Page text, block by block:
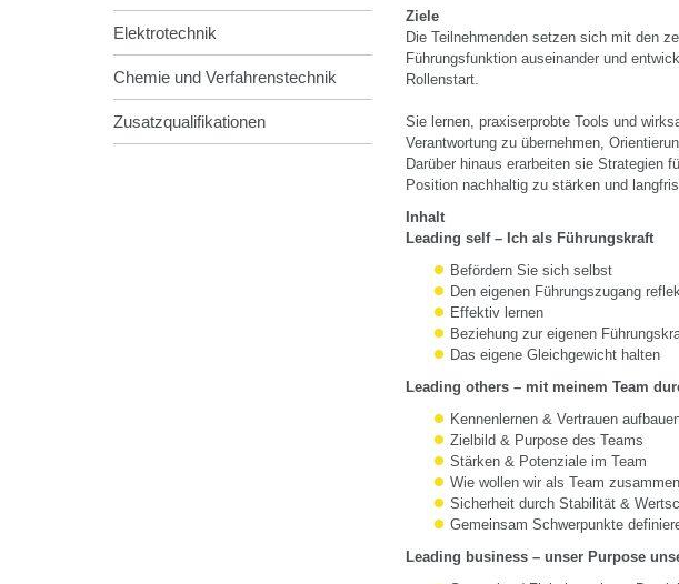
Elektrotechnik
Chemie und Verfahrenstechnik
Zusatzqualifikationen
Ziele
Die Teilnehmenden setzen sich mit den
Führungsfunktion auseinander und
Rollenstart.
Sie lernen, praxiserprobte Tools und
Verantwortung zu übernehmen,
Darüber hinaus erarbeiten sie Strategien
Position nachhaltig zu stärken und
Inhalt
Leadingself– Ich als Führungskraft
Befördern Sie sich selbst
Den eigenen Führungszugang
Effektiv lernen
Beziehung zur eigenen
Das eigene Gleichgewicht halten
Leading others – mit meinem Team
Kennenlernen & Vertrauen
Zielbild & Purpose des Teams
Stärken & Potenziale im Team
Wie wollen wir als Team
Sicherheit durch Stabilität &
Gemeinsam Schwerpunkte
Leading business – unser Purpose